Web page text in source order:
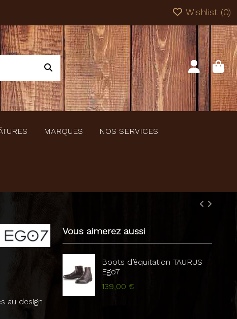
Wishlist (0)
MARQUES NOS SERVICES
au design
Vous aimerez aussi
Boots d’équitation TAURUS
Ego7
139,00 €